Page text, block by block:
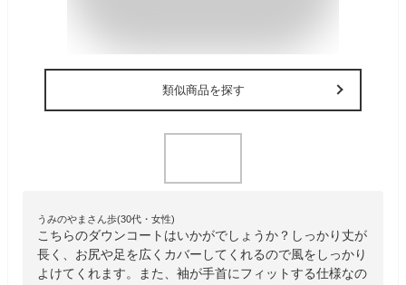
類似商品を探す
うみのやまさん歩(30代・女性)
こちらのダウンコートはいかがでしょうか？しっかり丈が
長く、お尻や足を広くカバーしてくれるので風をしっかり
よけてくれます。また、袖が手首にフィットする仕様なの